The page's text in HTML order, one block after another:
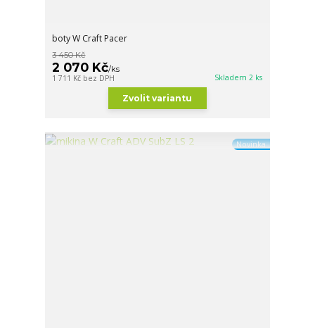
boty W Craft Pacer
3 450 Kč
2 070 Kč/ks
1 711 Kč bez DPH Skladem 2 ks
Zvolit variantu
Novinka